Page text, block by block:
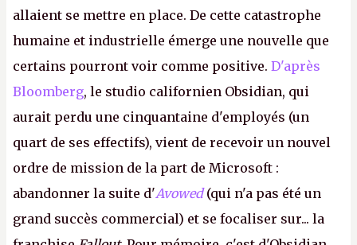
allaient se mettre en place. De cette catastrophe
humaine et industrielle émerge une nouvelle que
certains pourront voir comme positive. D'après
Bloomberg, le studio californien Obsidian, qui
aurait perdu une cinquantaine d'employés (un
quart de ses effectifs), vient de recevoir un nouvel
ordre de mission de la part de Microsoft :
abandonner la suite d'Avowed(qui n'a pas été un
grand succès commercial) et se focaliser sur... la